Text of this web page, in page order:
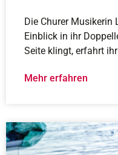
Die Churer Musikerin
Einblick in ihr
Seite klingt, erfahrt
Mehr erfahren